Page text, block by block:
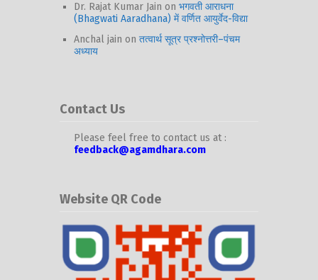
Dr. Rajat Kumar Jain on भगवती आराधना
(Bhagwati Aaradhana) में वर्णित आयुर्वेद-विद्या
Anchal jain on तत्वार्थ सूत्र प्रश्नोत्तरी–पंचम
अध्याय
Contact Us
Please feel free to contact us at :
feedback@agamdhara.com
Website QR Code